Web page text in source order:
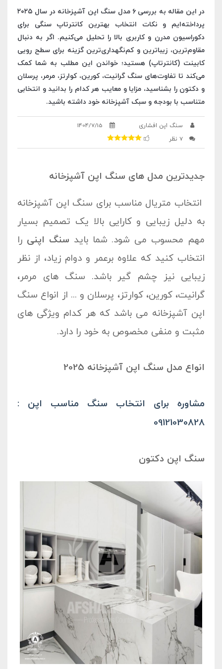
در این مقاله به بررسی ۶ مدل سنگ اپن آشپزخانه در سال ۲۰۲۵
پرداخته‌ایم و نکات انتخاب بهترین کانترتاپ سنگی برای
دکوراسیون مدرن و کاربری بالا را تحلیل می‌کنیم. اگر به دنبال
مقاوم‌ترین، زیباترین و کم‌نگهداری‌ترین گزینه برای سطح رویی
کابینت (کانترتاپ) هستید؛ خواندن این مطلب به شما کمک
می‌کند تا تفاوت‌های سنگ گرانیت، کورین، کوارتز، مرمر، پرسلان
و دکتون را بشناسید، مزایا و معایب هر کدام را بدانید و انتخابی
متناسب با بودجه و سبک آشپزخانه خود داشته باشید.
سنگ اپن افشاری
1404/7/15
7 نظر
جدیدترین مدل های سنگ اپن آشپزخانه
انتخاب متریال مناسب برای سنگ اپن آشپزخانه
به دلیل زیبایی و کارایی بالا یک تصمیم بسیار
مهم محسوب می شود. شما باید سنگ اپنی را
انتخاب کنید که علاوه برعمر و دوام زیاد، از نظر
زیبایی نیز چشم گیر باشد. سنگ های مرمر،
گرانیت، کورین، کوارتز، پرسلان و ... از انواع سنگ
اپن آشپزخانه می باشد که هر کدام ویژگی های
مثبت و منفی مخصوص به خود را دارد.
انواع مدل سنگ اپن آشپزخانه 2025
مشاوره برای انتخاب سنگ مناسب اپن :
09121030828
سنگ اپن دکتون